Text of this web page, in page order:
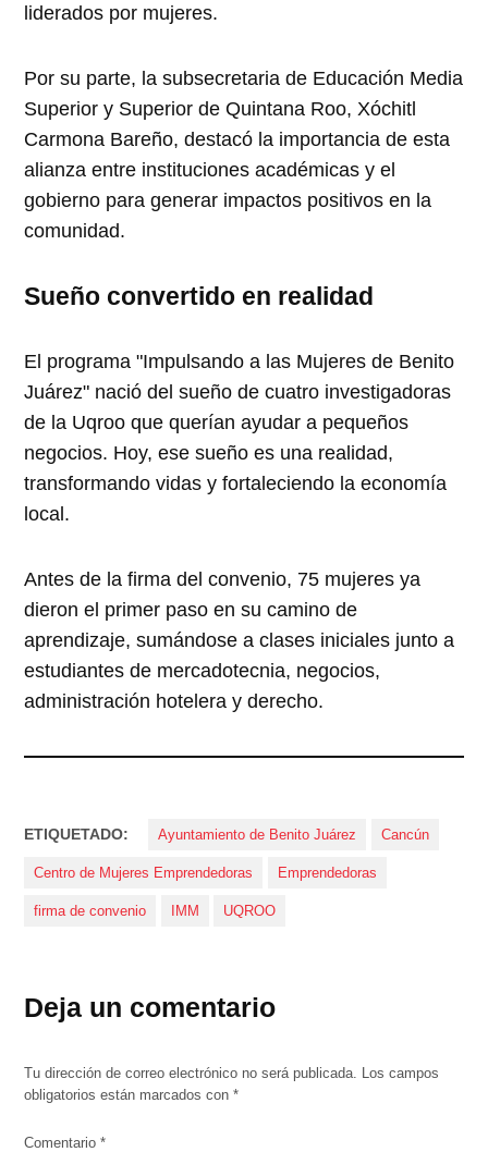
liderados por mujeres.
Por su parte, la subsecretaria de Educación Media
Superior y Superior de Quintana Roo, Xóchitl
Carmona Bareño, destacó la importancia de esta
alianza entre instituciones académicas y el
gobierno para generar impactos positivos en la
comunidad.
Sueño convertido en realidad
El programa "Impulsando a las Mujeres de Benito
Juárez" nació del sueño de cuatro investigadoras
de la Uqroo que querían ayudar a pequeños
negocios. Hoy, ese sueño es una realidad,
transformando vidas y fortaleciendo la economía
local.
Antes de la firma del convenio, 75 mujeres ya
dieron el primer paso en su camino de
aprendizaje, sumándose a clases iniciales junto a
estudiantes de mercadotecnia, negocios,
administración hotelera y derecho.
ETIQUETADO: Ayuntamiento de Benito Juárez Cancún
Centro de Mujeres Emprendedoras Emprendedoras
firma de convenio IMM UQROO
Deja un comentario
Tu dirección de correo electrónico no será publicada. Los campos
obligatorios están marcados con*
Comentario*